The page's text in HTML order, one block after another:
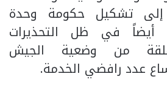
إلى تشكيل حكومة وحدة
أيضاً في ظل التحذيرات
من وضعية الجيش
عدد رافضي الخدمة.